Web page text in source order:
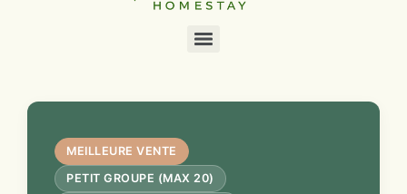
MEILLEURE VENTE
PETIT GROUPE (MAX 20)